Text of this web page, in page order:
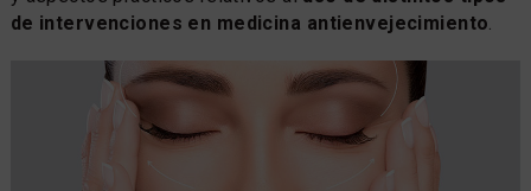
de intervenciones en medicina antienvejecimiento.